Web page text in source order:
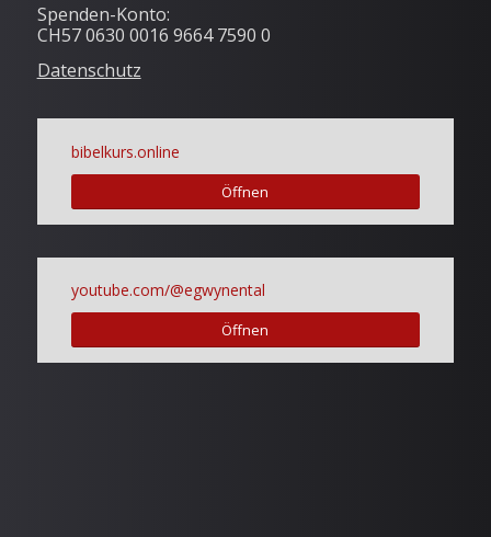
Spenden-Konto:
CH57 0630 0016 9664 7590 0
Datenschutz
bibelkurs.online
Öffnen
youtube.com/@egwynental
Öffnen